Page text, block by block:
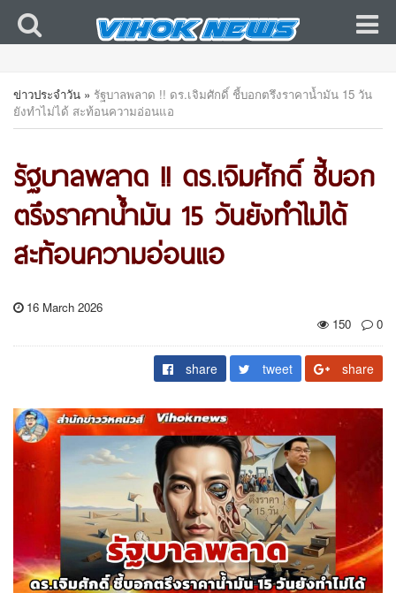
ข่าวประจำวัน » รัฐบาลพลาด !! ดร.เจิมศักดิ์ ชี้บอกตรึงราคาน้ำมัน 15 วัน
ยังทำไม่ได้ สะท้อนความอ่อนแอ
รัฐบาลพลาด !! ดร.เจิมศักดิ์ ชี้บอก
ตรึงราคาน้ำมัน 15 วันยังทำไม่ได้
สะท้อนความอ่อนแอ
16 March 2026
150
0
share tweet share